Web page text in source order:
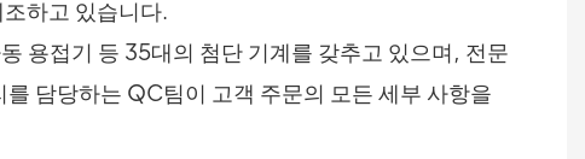
하고 있습니다.
용접기 등 35대의 첨단 기계를 갖추고 있으며, 전문
담당하는 QC팀이 고객 주문의 모든 세부 사항을